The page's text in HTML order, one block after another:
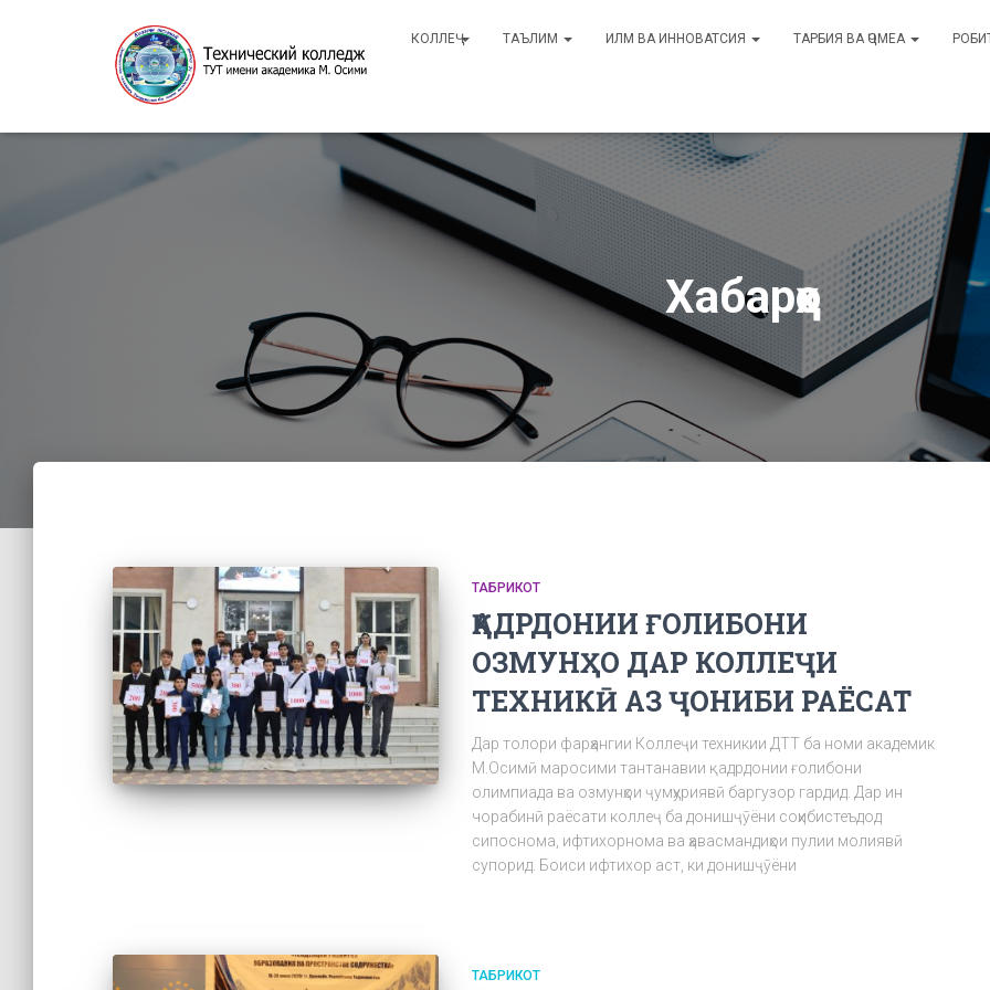
КОЛЛЕҶ ТАЪЛИМ ИЛМ ВА ИННОВАТСИЯ ТАРБИЯ ВА ҶОМЕА
Хабарҳо
ТАБРИКОТ
ҚАДРДОНИИ ҒОЛИБОНИ
ОЗМУНҲО ДАР КОЛЛЕҶИ
ТЕХНИКӢ АЗ ҶОНИБИ РАЁСАТ
Дар толори фарҳангии Коллеҷи техникии ДТТ ба номи академик
М.Осимӣ маросими тантанавии қадрдонии ғолибони
олимпиада ва озмунҳои ҷумҳуриявӣ баргузор гардид. Дар ин
чорабинӣ раёсати коллеҷ ба донишҷӯёни соҳибистеъдод
сипоснома, ифтихорнома ва ҳавасмандиҳои пулии молиявӣ
супорид. Боиси ифтихор аст, ки донишҷӯёни
ТАБРИКОТ